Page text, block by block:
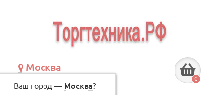
Москва
Ваш город — Москва?
по будням, с 09:00 до 18:00
0